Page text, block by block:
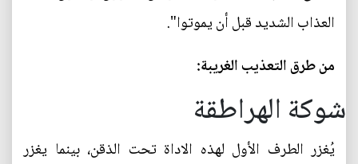
العذاب الشديد قبل أن يموتوا".
من طرق التعذيب الغريبة:
شوكة الهراطقة
يُغزر الطرف الأول لهذه الاداة تحت الذقن، بينما يغزر